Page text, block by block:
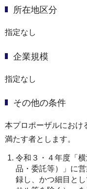
所在地区分
指定なし
企業規模
指定なし
その他の条件
本プロポーザルにおけ
満たす者とします。
令和３・４年度「
品・委託等）」に
録し、かつ細目と